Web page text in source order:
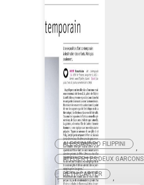
ALESSANDRO FILIPPINI ,
ATELIER LES DEUX GARCONS
BETH CARTER ,